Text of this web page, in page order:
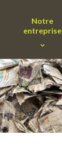
Notre
entreprise